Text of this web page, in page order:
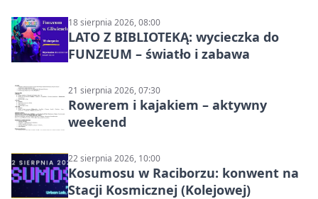
18 sierpnia 2026, 08:00
LATO Z BIBLIOTEKĄ: wycieczka do
FUNZEUM – światło i zabawa
21 sierpnia 2026, 07:30
Rowerem i kajakiem – aktywny
weekend
22 sierpnia 2026, 10:00
Kosumosu w Raciborzu: konwent na
Stacji Kosmicznej (Kolejowej)